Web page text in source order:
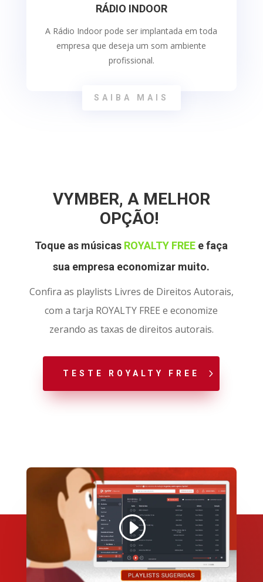
RÁDIO INDOOR
A Rádio Indoor pode ser implantada em toda
empresa que deseja um som ambiente
profissional.
SAIBA MAIS
VYMBER, A MELHOR
OPÇÃO!
Toque as músicas ROYALTY FREE e faça
sua empresa economizar muito.
Confira as playlists Livres de Direitos Autorais,
com a tarja ROYALTY FREE e economize
zerando as taxas de direitos autorais.
TESTE ROYALTY FREE